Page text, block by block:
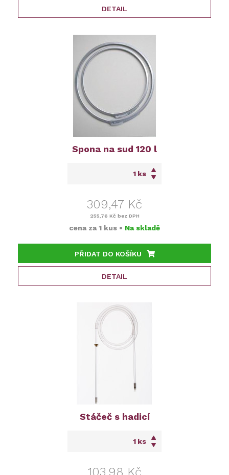
DETAIL
Spona na sud 120 l
ks
309,47 Kč
255,76 Kč bez DPH
cena za 1 kus • Na skladě
PŘIDAT DO KOŠÍKU
DETAIL
Stáčeč s hadicí
ks
103,98 Kč